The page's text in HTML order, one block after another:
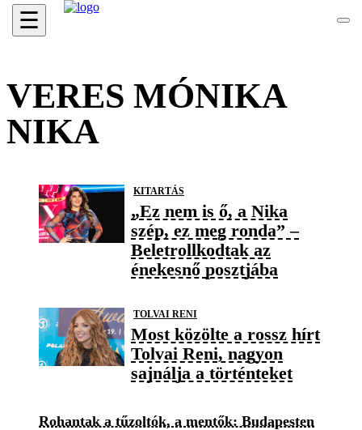
☰
VERES MÓNIKA
NIKA
KITARTÁS
„Ez nem is ő, a Nika
szép, ez meg ronda” –
Beletrollkodtak az
énekesnő posztjába
TOLVAI RENI
Most közölte a rossz hírt
Tolvai Reni, nagyon
sajnálja a történteket
Rohantak a tűzoltók, a mentők: Budapesten